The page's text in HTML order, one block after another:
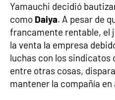
Yamauchi decidió
como Daiya. A pesar de
francamente rentable, el
la venta la empresa
luchas con los sindicatos
entre otras cosas,
mantener la compañía